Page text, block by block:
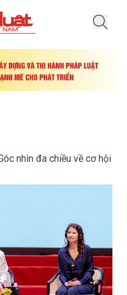
nhìn đa chiều về cơ hội